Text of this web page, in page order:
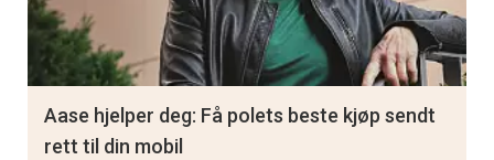
Aase hjelper deg: Få polets beste kjøp sendt
rett til din mobil